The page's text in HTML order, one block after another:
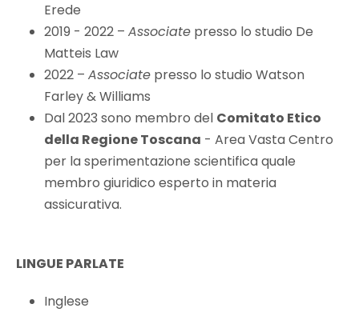
Erede
2019 - 2022 – Associate presso lo studio De
Matteis Law
2022 – Associate presso lo studio Watson
Farley & Williams
Dal 2023 sono membro del Comitato Etico
della Regione Toscana - Area Vasta Centro
per la sperimentazione scientifica quale
membro giuridico esperto in materia
assicurativa.
LINGUE PARLATE
Inglese